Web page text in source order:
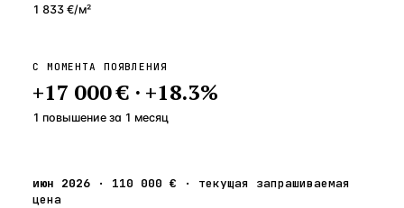
1 833 €/м²
С МОМЕНТА ПОЯВЛЕНИЯ
+17 000 €· +18.3%
1 повышение за 1 месяц
июн 2026 · 110 000 € · текущая запрашиваемая
цена